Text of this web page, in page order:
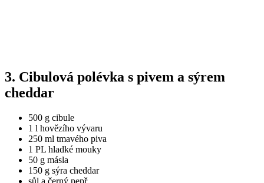
3. Cibulová polévka s pivem a sýrem
cheddar
500 g cibule
1 l hovězího vývaru
250 ml tmavého piva
1 PL hladké mouky
50 g másla
150 g sýra cheddar
sůl a černý pepř